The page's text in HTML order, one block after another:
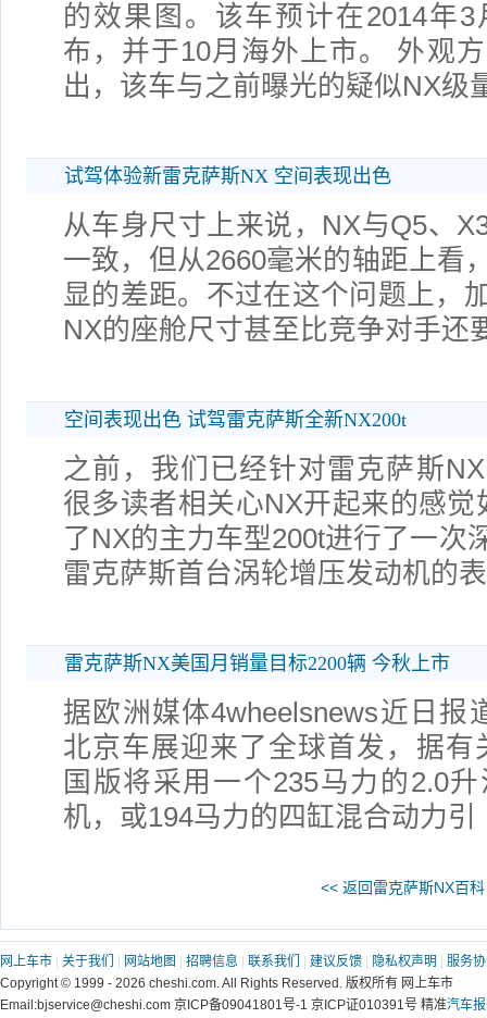
的效果图。该车预计在2014年
布，并于10月海外上市。 外观
出，该车与之前曝光的疑似NX级
试驾体验新雷克萨斯NX 空间表现出色
从车身尺寸上来说，NX与Q5、
一致，但从2660毫米的轴距上看
显的差距。不过在这个问题上，
NX的座舱尺寸甚至比竞争对手还
空间表现出色 试驾雷克萨斯全新NX200t
之前，我们已经针对雷克萨斯
很多读者相关心NX开起来的感
了NX的主力车型200t进行了一次
雷克萨斯首台涡轮增压发动机的
雷克萨斯NX美国月销量目标2200辆 今秋上市
据欧洲媒体4wheelsnews近日报
北京车展迎来了全球首发，据有
国版将采用一个235马力的2.0
机，或194马力的四缸混合动力引
<< 返回雷克萨斯NX百科
网上车市 关于我们 网站地图 招聘信息 联系我们 建议反馈 隐私权声明
服务
Copyright © 1999 - 2026 cheshi.com. All Rights Reserved. 版权所有 网上车市
Email:bjservice@cheshi.com 京ICP备09041801号-1 京ICP证010391号 精准汽车